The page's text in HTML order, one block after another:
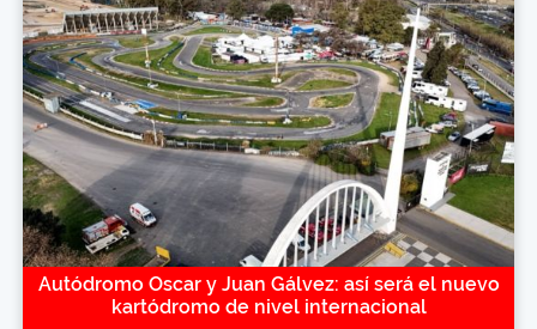
Autódromo Oscar y Juan Gálvez: así será el nuevo
kartódromo de nivel internacional